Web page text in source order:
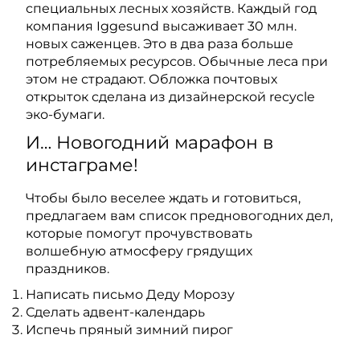
специальных лесных хозяйств. Каждый год
компания Iggesund высаживает 30 млн.
новых саженцев. Это в два раза больше
потребляемых ресурсов. Обычные леса при
этом не страдают. Обложка почтовых
открыток сделана из дизайнерской recycle
эко-бумаги.
И… Новогодний марафон в
инстаграме!
Чтобы было веселее ждать и готовиться,
предлагаем вам список предновогодних дел,
которые помогут прочувствовать
волшебную атмосферу грядущих
праздников.
Написать письмо Деду Морозу
Сделать адвент-календарь
Испечь пряный зимний пирог